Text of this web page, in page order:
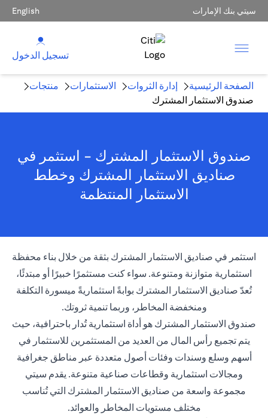
سيتي بنك الإمارات English
تسجيل الدخول
الصفحة الرئيسية إدارة الثروات الاستثمارات
منتجات
صندوق الاستثمار المشترك
صندوق الاستثمار المشترك - استثمر في
صناديق الاستثمار المشترك وخطط
الاستثمار المنتظمة
استثمر في صناديق الاستثمار المشترك بثقة من خلال بناء محفظة
استثمارية متوازنة ومتنوعة. سواء كنت مستثمرًا خبيرًا أو مبتدئًا،
تُعدّ صناديق الاستثمار المشترك بوابةً استثماريةً ميسورة التكلفة
ومنخفضة المخاطر، وربما تنمية ثروتك.
صندوق الاستثمار المشترك هو أداة استثمارية تُدار باحترافية، حيث
يتم تجميع رأس المال من العديد من المستثمرين للاستثمار في
أسهم وسلع وسندات وفئات أصول متعددة عبر مناطق جغرافية
ومجالات استثمارية وقطاعات صناعية متنوعة. يقدم سيتي
مجموعة واسعة من صناديق الاستثمار المشترك التي تُناسب
مختلف مستويات المخاطر والعوائد.